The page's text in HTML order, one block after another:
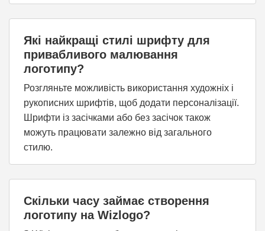
Які найкращі стилі шрифту для
привабливого малювання
логотипу?
Розгляньте можливість використання художніх і
рукописних шрифтів, щоб додати персоналізації.
Шрифти із засічками або без засічок також
можуть працювати залежно від загального
стилю.
Скільки часу займає створення
логотипу на Wizlogo?